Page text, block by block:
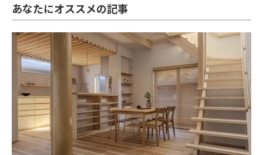
あなたにオススメの記事